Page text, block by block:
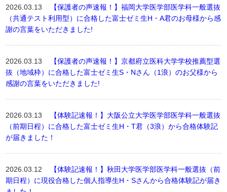
2026.03.13
【保護者の声速報！】福岡大学医学部医学科一般選抜
（共通テスト利用型）に合格した富士ゼミ生H・A君のお母様から感
謝の言葉をいただきました!
2026.03.13
【保護者の声速報！】京都府立医科大学学校推薦型選
抜（地域枠）に合格した富士ゼミ生S・Nさん（1浪）のお父様から
感謝の言葉をいただきました!
2026.03.13
【体験記速報！】大阪公立大学医学部医学科一般選抜
（前期日程）に合格した富士ゼミ生H・T君（3浪）から合格体験記
が届きました！
2026.03.12
【体験記速報！】秋田大学医学部医学科一般選抜（前
期日程）に現役合格した個人指導生H・Sさんから合格体験記が届き